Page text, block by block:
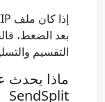
بعد الضغط،
التقسيم
SendSplit